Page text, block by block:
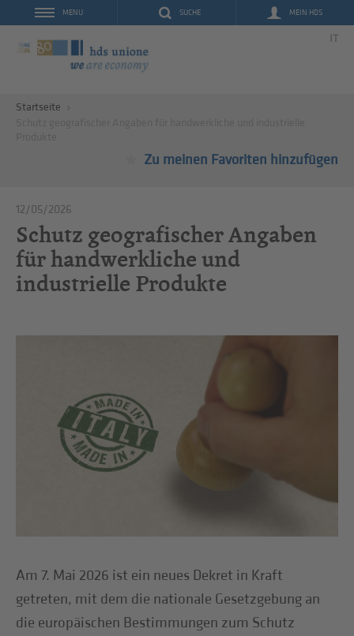
SUCHE MEIN HDS
MENU
IT
Startseite
Zu meinen Favoriten hinzufügen
12/05/2026
Schutz geografischer Angaben
für handwerkliche und
industrielle Produkte
Am 7. Mai 2026 ist ein neues Dekret in Kraft
getreten, mit dem die nationale Gesetzgebung an
die europäischen Bestimmungen zum Schutz